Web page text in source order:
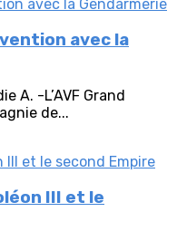
avec la
A. -L’AVF Grand
de...
III et le